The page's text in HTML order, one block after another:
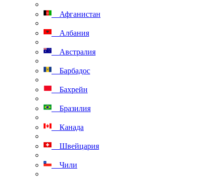
Афганистан
Албания
Австралия
Барбадос
Бахрейн
Бразилия
Канада
Швейцария
Чили